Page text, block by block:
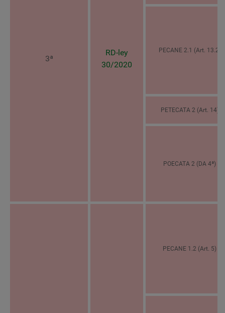
3ª
RD-ley
30/2020
PECANE 2.1 (Art. 13.2)
PETECATA 2 (Art. 14)
POECATA 2 (DA 4ª)
PECANE 1.2 (Art. 5)